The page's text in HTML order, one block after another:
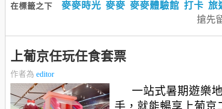
在標籤之下 麥麥時光 麥麥 麥麥體驗館 打卡 旅
搶先
上葡京任玩任食套票
作者為 editor
一站式暑期遊樂
手，就能暢享上葡京